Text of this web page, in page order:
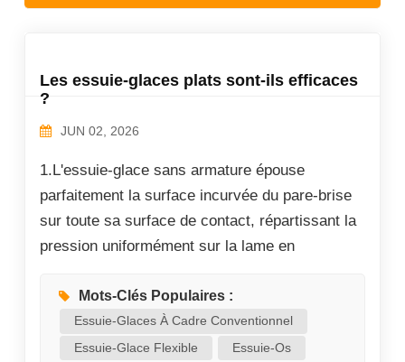
Les essuie-glaces plats sont-ils efficaces
?
JUN 02, 2026
1.L'essuie-glace sans armature épouse
parfaitement la surface incurvée du pare-brise
sur toute sa surface de contact, répartissant la
pression uniformément sur la lame en
Son bord d'essuyage en caoutchouc est traité
professionnellement avec un revêtement en
carbone haute performance. Ce film de carbone
Mots-Clés Populaires :
Essuie-Glaces À Cadre Conventionnel
Essuie-Glace Flexible
Essuie-Os